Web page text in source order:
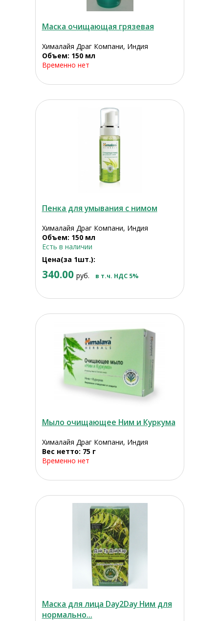
Маска очищающая грязевая
Хималайя Драг Компани, Индия
Объем: 150 мл
Временно нет
Пенка для умывания с нимом
Хималайя Драг Компани, Индия
Объем: 150 мл
Есть в наличии
Цена(за 1шт.):
340.00 руб. в т.ч. НДС 5%
Мыло очищающее Ним и Куркума
Хималайя Драг Компани, Индия
Вес нетто: 75 г
Временно нет
Маска для лица Day2Day Ним для
нормально...